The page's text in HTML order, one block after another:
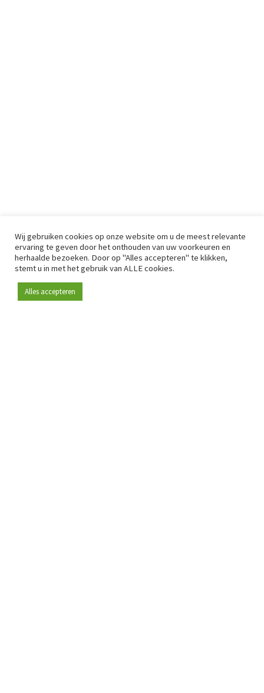
Wij gebruiken cookies op onze website om u de meest relevante
ervaring te geven door het onthouden van uw voorkeuren en
herhaalde bezoeken. Door op "Alles accepteren" te klikken,
stemt u in met het gebruik van ALLE cookies.
Alles accepteren